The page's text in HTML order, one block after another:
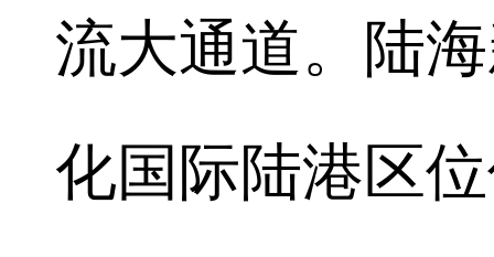
流大通道。陆
化国际陆港区